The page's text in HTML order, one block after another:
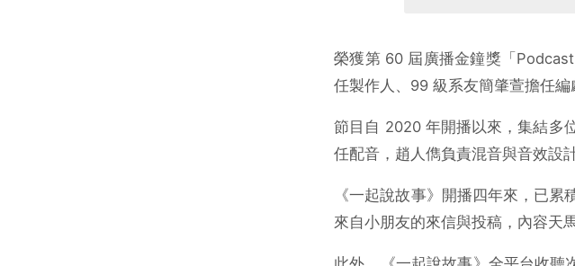
榮獲第 60 屆廣播金鐘獎「
任製作人、 99 級系友簡肇萱擔任編
節目自 2020 年開播以來，集結多
任配音，趙人儁負責混音與音效設
《一起說故事》開播四年來， 已累
來自小朋友的來信與投稿，內容天